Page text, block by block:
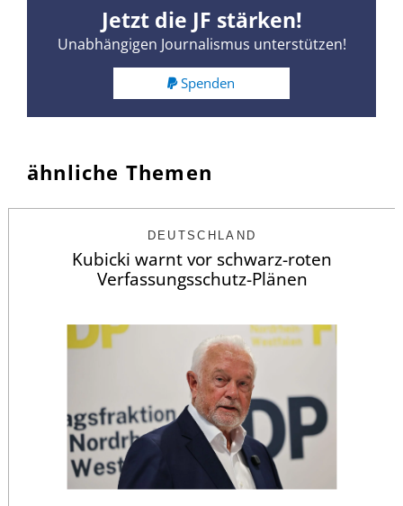
Jetzt die JF stärken!
Unabhängigen Journalismus unterstützen!
Spenden
ähnliche Themen
DEUTSCHLAND
Kubicki warnt vor schwarz-roten
Verfassungsschutz-Plänen